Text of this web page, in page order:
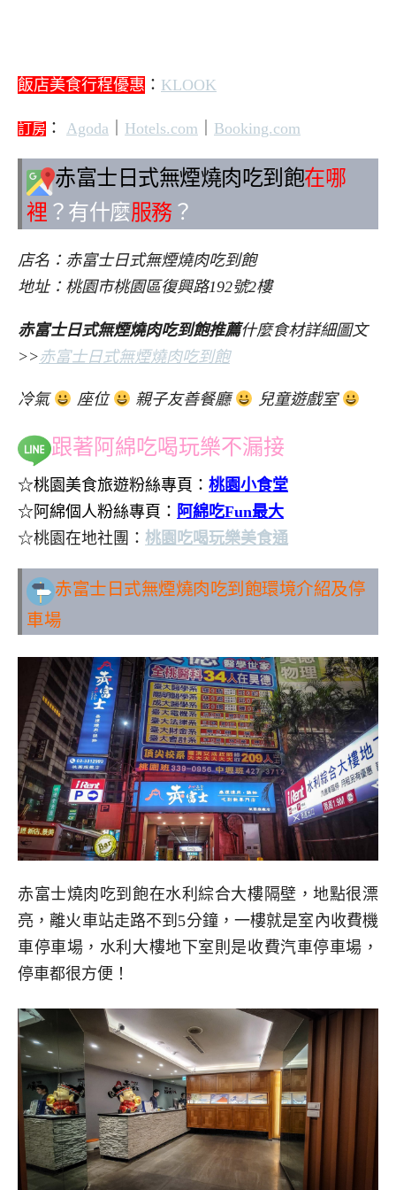
飯店美食行程優惠 ： KLOOK
訂房 ： Agoda Hotels.com Booking.com
赤富士日式無煙燒肉吃到飽在哪
裡 ？有什麼服務 ？
店名：赤富士日式無煙燒肉吃到飽
地址：桃園市桃園區復興路192號2樓
赤富士日式無煙燒肉吃到飽推薦什麼食材詳細圖文
>>赤富士日式無煙燒肉吃到飽
冷氣 座位 親子友善餐廳 兒童遊戲室
跟著阿綿吃喝玩樂不漏接
☆桃園美食旅遊粉絲專頁： 桃園小食堂
☆阿綿個人粉絲專頁： 阿綿吃Fun最大
☆桃園在地社團： 桃園吃喝玩樂美食通
赤富士日式無煙燒肉吃到飽環境介紹及停
車場
赤富士燒肉吃到飽在水利綜合大樓隔壁，地點很漂
亮，離火車站走路不到5分鐘，一樓就是室內收費機
車停車場，水利大樓地下室則是收費汽車停車場，
停車都很方便！